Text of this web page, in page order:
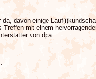
davon einige
mit einem
von dpa.